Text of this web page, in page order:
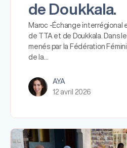
de Doukkala.
Maroc -Échange interrégional
de TTA et de Doukkala. Dans
menés par la Fédération
de la…
AYA
12 avril 2026